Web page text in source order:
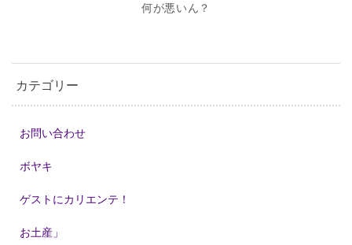
何が悪いん？
カテゴリー
お問い合わせ
ボヤキ
ゲストにカリエンテ！
お土産」